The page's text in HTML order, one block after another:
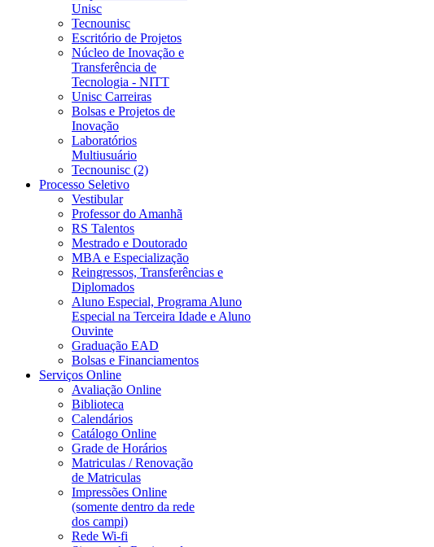
Unisc
Tecnounisc
Escritório de Projetos
Núcleo de Inovação e
Transferência de
Tecnologia - NITT
Unisc Carreiras
Bolsas e Projetos de
Inovação
Laboratórios
Multiusuário
Tecnounisc (2)
Processo Seletivo
Vestibular
Professor do Amanhã
RS Talentos
Mestrado e Doutorado
MBA e Especialização
Reingressos, Transferências e
Diplomados
Aluno Especial, Programa Aluno
Especial na Terceira Idade e Aluno
Ouvinte
Graduação EAD
Bolsas e Financiamentos
Serviços Online
Avaliação Online
Biblioteca
Calendários
Catálogo Online
Grade de Horários
Matriculas / Renovação
de Matriculas
Impressões Online
(somente dentro da rede
dos campi)
Rede Wi-fi